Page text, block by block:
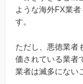
ような海外FX業
す。
ただし、悪徳業者
価されている業者
業者は滅多にない